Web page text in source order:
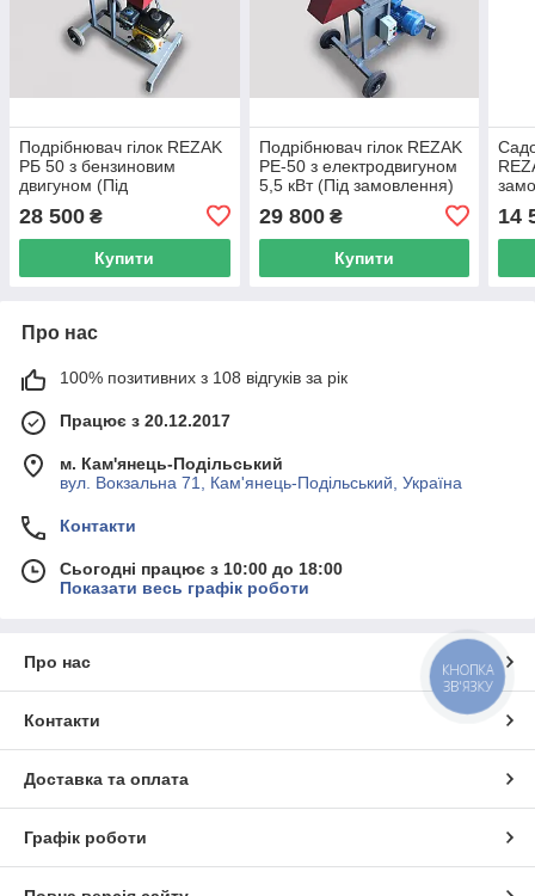
Подрібнювач гілок REZAK
РБ 50 з бензиновим
двигуном (Під
28 500 ₴
Купити
Подрібнювач гілок REZAK
РЕ-50 з електродвигуном
5,5 кВт (Під замовлення)
29 800₴
Купити
14
Про нас
100% позитивних з 108 відгуків за рік
Працює з 20.12.2017
м. Кам'янець-Подільський
вул. Вокзальна 71, Кам'янець-Подільський, Україна
Контакти
Сьогодні працює з 10:00 до 18:00
Показати весь графік роботи
Про нас
Контакти
Доставка та оплата
Графік роботи
КНОПКА
ЗВ'ЯЗКУ